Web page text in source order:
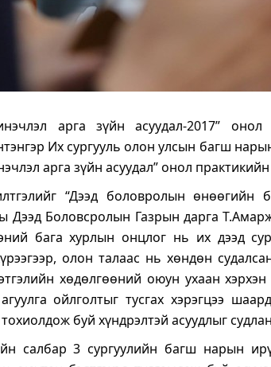
арга зүйн асуудал-2017”
Их сургууль олон улсын багш
арга зүйн асуудал” онол
“Дээд боловролын өнөөгийн
Дээд Боловсролын Газрын дарга
бага хурлын онцлог нь их дээд
олон талаас нь хөндөн
хөдөлгөөний оюун ухаан
ойлголтыг тусгах хэрэгцээ
буй хүндрэлтэй асуудлыг
салбар 3 сургуулийн багш нарын